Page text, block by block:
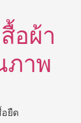
อผ้า
ภาพ
อยืด